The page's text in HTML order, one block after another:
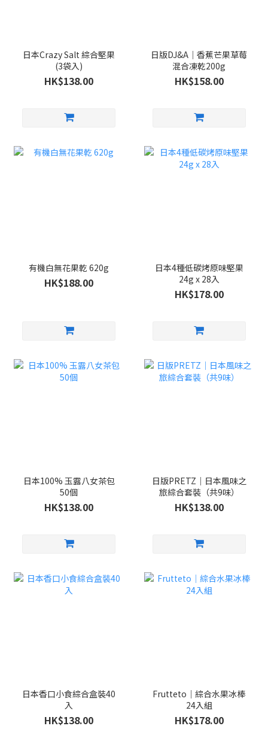
日本Crazy Salt 綜合堅果
(3袋入)
HK$138.00
日版DJ&A｜香蕉芒果草莓
混合凍乾200g
HK$158.00
有機白無花果乾 620g
HK$188.00
日本4種低碳烤原味堅果
24g x 28入
HK$178.00
日本100% 玉露八女茶包
50個
HK$138.00
日版PRETZ｜日本風味之
旅綜合套裝（共9味）
HK$138.00
日本香口小食綜合盒裝40
入
HK$138.00
Frutteto｜綜合水果冰棒
24入組
HK$178.00